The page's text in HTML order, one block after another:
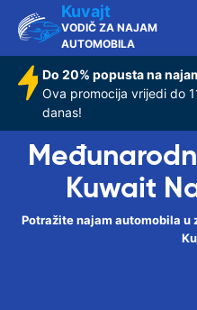
Kuvajt
VODIČ ZA NAJAM
AUTOMOBILA
Do 20% popusta na
Ova promocija vrijedi do
danas!
Kuwait
Potražite najam automobila u